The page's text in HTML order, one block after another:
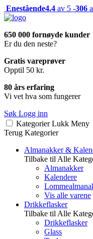
Enestående4.4 av 5 -306
650 000 fornøyde kunder
Er du den neste?
Gratis vareprøver
Opptil 50 kr.
80 års erfaring
Vi vet hva som fungerer
Søk Logg inn
Kategorier Lukk Meny
Terug Kategorier
Almanakker &
Tilbake til Alle
Almanakker
Kalendere
Vis alle varene
Drikkeflasker
Tilbake til Alle
Drikkeflasker
Glass